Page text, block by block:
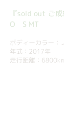
『sold out ご
O S MT
ボディーカラー：
年式：2017年
走行距離：